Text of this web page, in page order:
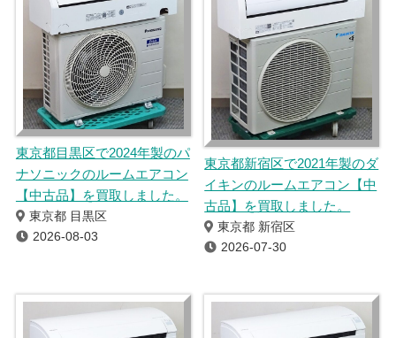
東京都目黒区で2024年製のパ
ナソニックのルームエアコン
【中古品】を買取しました。
東京都 目黒区
2026-08-03
東京都新宿区で2021年製のダ
イキンのルームエアコン【中
古品】を買取しました。
東京都 新宿区
2026-07-30